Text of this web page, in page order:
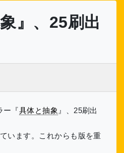
』、25刷出
ー『具体と抽象 』、25刷出
います。これからも版を重